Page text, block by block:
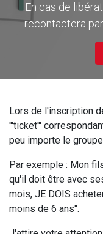
En cas de
recontactera
Lors de l'inscription
'''ticket'''
peu importe le
Par exemple : Mon
qu'il doit être avec
mois, JE DOIS
moins de 6 ans''.